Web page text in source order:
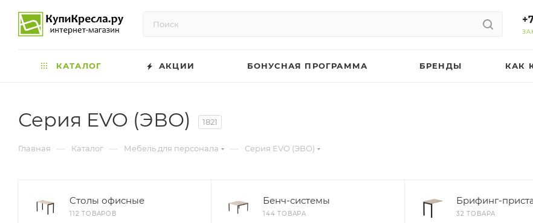
КАТАЛОГ АКЦИИ БОНУСНАЯ ПРОГРАММА БРЕНДЫ КАК
Серия EVO (ЭВО) 1821
Главная — Каталог — Мебель для персонала — Серия EVO (ЭВО)
Cтолы офисные
112 ТОВАРОВ
Бенч-системы
144 ТОВАРА
Брифинг-
32 ТОВАРА